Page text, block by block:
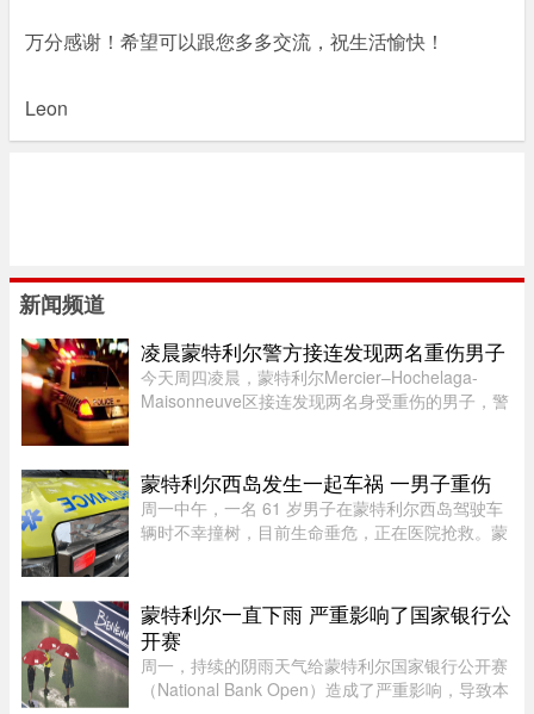
万分感谢！希望可以跟您多多交流，祝生活愉快！
Leon
新闻频道
凌晨蒙特利尔警方接连发现两名重伤男子
今天周四凌晨，蒙特利尔Mercier–Hochelaga-
Maisonneuve区接连发现两名身受重伤的男子，警
因，也不确定是否涉及武器。警方发言人Flor ...
蒙特利尔西岛发生一起车祸 一男子重伤
周一中午，一名 61 岁男子在蒙特利尔西岛驾驶车
辆时不幸撞树，目前生命垂危，正在医院抢救。蒙
道（介于 Avro 街与 Hy ...
蒙特利尔一直下雨 严重影响了国家银行公
开赛
周一，持续的阴雨天气给蒙特利尔国家银行公开赛
（National Bank Open）造成了严重影响，导致本